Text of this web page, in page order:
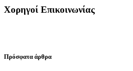
Χορηγοί Επικοινωνίας
Πρόσφατα άρθρα